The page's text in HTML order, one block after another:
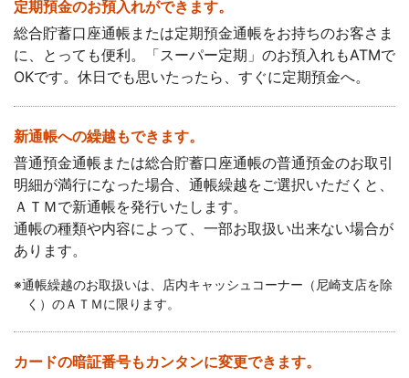
定期預金のお預入れができます。
総合貯蓄口座通帳または定期預金通帳をお持ちのお客さま
に、とっても便利。「スーパー定期」のお預入れもATMで
OKです。休日でも思いたったら、すぐに定期預金へ。
新通帳への繰越もできます。
普通預金通帳または総合貯蓄口座通帳の普通預金のお取引
明細が満行になった場合、通帳繰越をご選択いただくと、
ＡＴＭで新通帳を発行いたします。
通帳の種類や内容によって、一部お取扱い出来ない場合が
あります。
※
コメジルシ
通帳繰越のお取扱いは、店内キャッシュコーナー（尼崎支店を除
く）のＡＴＭに限ります。
カードの暗証番号もカンタンに変更できます。